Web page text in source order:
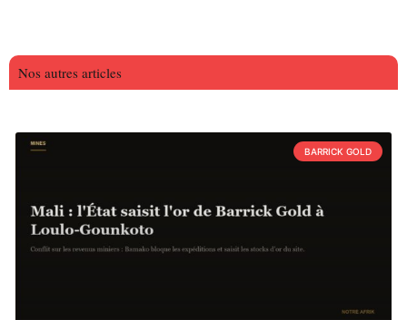
Nos autres articles
BARRICK GOLD